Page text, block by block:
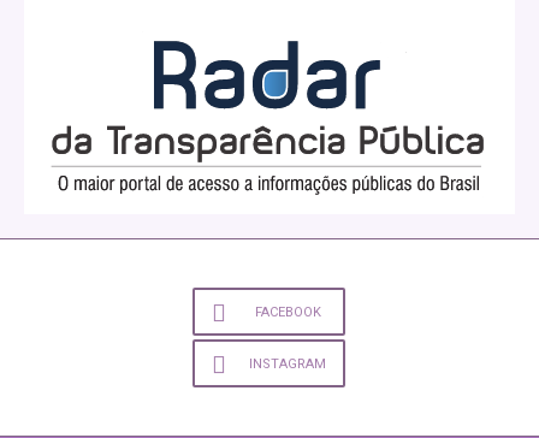
FACEBOOK
INSTAGRAM